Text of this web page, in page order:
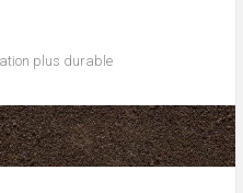
plus durable